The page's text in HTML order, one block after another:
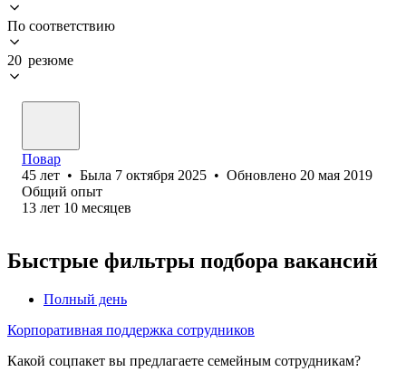
По соответствию
20 резюме
Повар
45 лет • Была 7 октября 2025 • Обновлено 20 мая 2019
Общий опыт
13 лет 10 месяцев
Быстрые фильтры подбора вакансий
Полный день
Корпоративная поддержка сотрудников
Какой соцпакет вы предлагаете семейным сотрудникам?